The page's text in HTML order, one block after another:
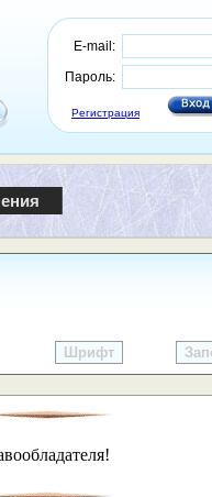
E-mail:
Пароль:
Регистрация
Шрифт